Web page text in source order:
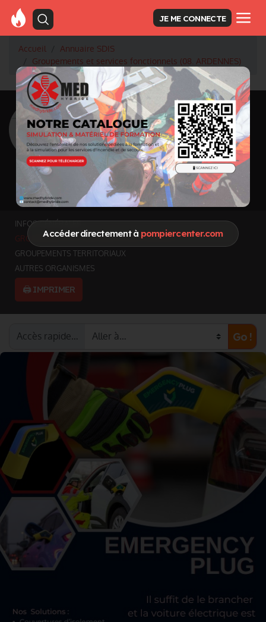
Accéder directement à pompiercenter.com
JE ME CONNECTE
Accueil
Annuaire SDIS
Groupements et services fonctionnels (08. ARDENNES)
<Retour à la liste des SDIS
SDIS Ardennes à
Charleville-Mézières
(08)
DépartementARDENNES
5 224 km² - 273 579 habitants
Informations mises à jour le 11 juil. 2026
INFOS GÉNÉRALES
GROUPEMENTS ET SERVICES FONCTIONNELS
GROUPEMENTS TERRITORIAUX
AUTRES ORGANISMES
🖨️ IMPRIMER
Accès rapide… Go !